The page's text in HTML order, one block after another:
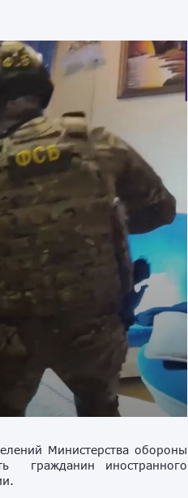
Министерства обороны
гражданин иностранного